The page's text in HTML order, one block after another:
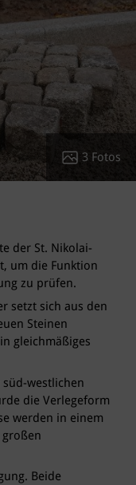
3 Fotos
der St. Nikolai-
um die Funktion
zu prüfen.
setzt sich aus den
Steinen
gleichmäßiges
westlichen
die Verlegeform
werden in einem
großen
Beide